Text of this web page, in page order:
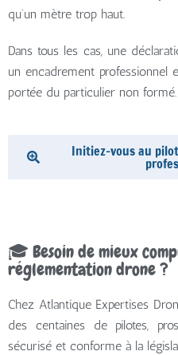
qu’un mètre trop haut.
Dans tous les cas, une
un encadrement professionnel
portée du particulier non formé.
Initiez-vous au
🎓 Besoin de mieux
réglementation drone ?
Chez Atlantique Expertises
des centaines de pilotes,
sécurisé et conforme à la